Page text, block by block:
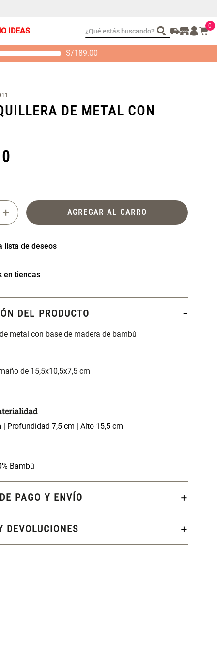
IDEAS ¿Qué estás buscando? 0
S/189.00
DE METAL CON
+ AGREGAR AL CARRO
en tiendas
DEL PRODUCTO
metal con base de madera de bambú
de 15,5x10,5x7,5 cm
| Profundidad 7,5 cm | Alto 15,5 cm
Bambú
PAGO Y ENVÍO
DEVOLUCIONES
2 Almohadas
Set Sábanas Algodón